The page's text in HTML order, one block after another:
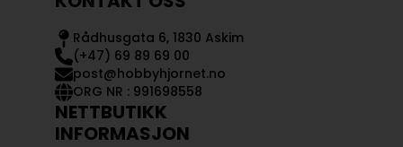
Rådhusgata 6, 1830 Askim
(+47) 69 89 69 00
post@hobbyhjornet.no
ORG NR : 991698558
NETTBUTIKK
INFORMASJON